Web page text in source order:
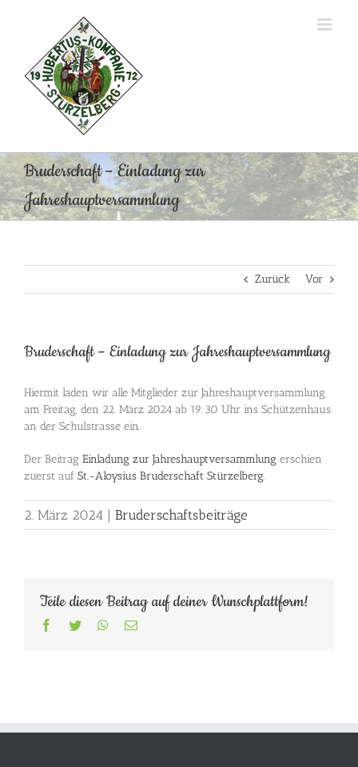
Bruderschaft – Einladung zur
Jahreshauptversammlung
Zurück Vor
Bruderschaft – Einladung zur Jahreshauptversammlung
Hiermit laden wir alle Mitglieder zur Jahreshauptversammlung
am Freitag, den 22. März 2024 ab 19:30 Uhr ins Schützenhaus
an der Schulstrasse ein.
Der Beitrag Einladung zur Jahreshauptversammlung erschien
zuerst auf St.-Aloysius Bruderschaft Stürzelberg.
2. März 2024 | Bruderschaftsbeiträge
Teile diesen Beitrag auf deiner Wunschplattform!
Facebook
Twitter WhatsApp
E-